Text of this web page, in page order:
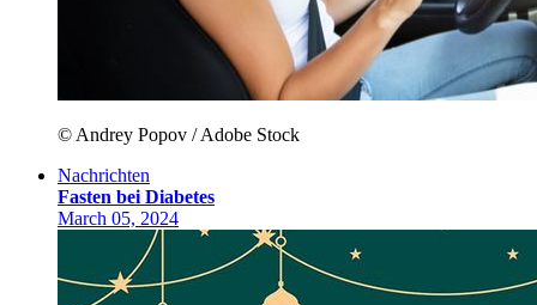
© Andrey Popov / Adobe Stock
Nachrichten
Fasten bei Diabetes
March 05, 2024